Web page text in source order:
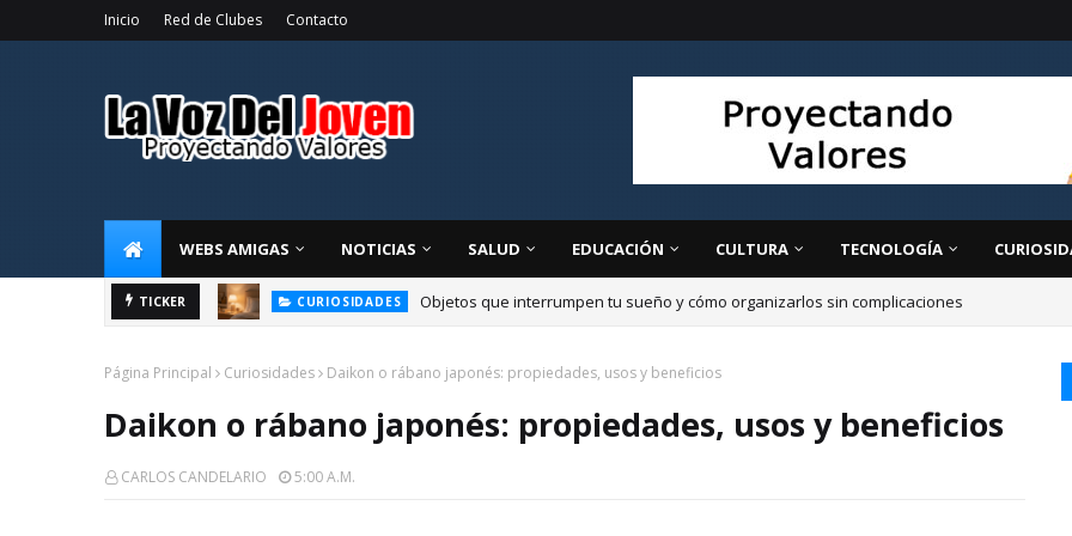
Inicio Red de Clubes Contacto
WEBS AMIGAS NOTICIAS SALUD EDUCACIÓN CULTURA TECNOLOGÍA
TICKER CURIOSIDADES Objetos que interrumpen tu sueño y cómo organizarlos sin complicaciones
Página Principal Curiosidades Daikon o rábano japonés: propiedades, usos y beneficios
Daikon o rábano japonés: propiedades, usos y beneficios
CARLOS CANDELARIO 5:00 A.m.